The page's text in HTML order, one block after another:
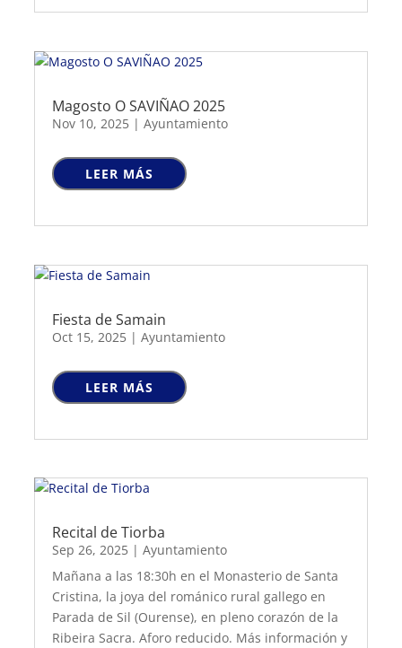
Magosto O SAVIÑAO 2025
Nov 10, 2025 |Ayuntamiento
LEER MÁS
Fiesta de Samain
Oct 15, 2025 |Ayuntamiento
LEER MÁS
Recital de Tiorba
Sep 26, 2025 |Ayuntamiento
Mañana a las 18:30h en el Monasterio de Santa
Cristina, la joya del románico rural gallego en
Parada de Sil (Ourense), en pleno corazón de la
Ribeira Sacra. Aforo reducido. Más información y